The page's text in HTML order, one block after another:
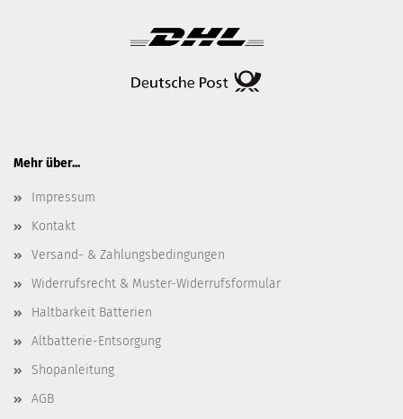
Mehr über...
Impressum
Kontakt
Versand- & Zahlungsbedingungen
Widerrufsrecht & Muster-Widerrufsformular
Haltbarkeit Batterien
Altbatterie-Entsorgung
Shopanleitung
AGB